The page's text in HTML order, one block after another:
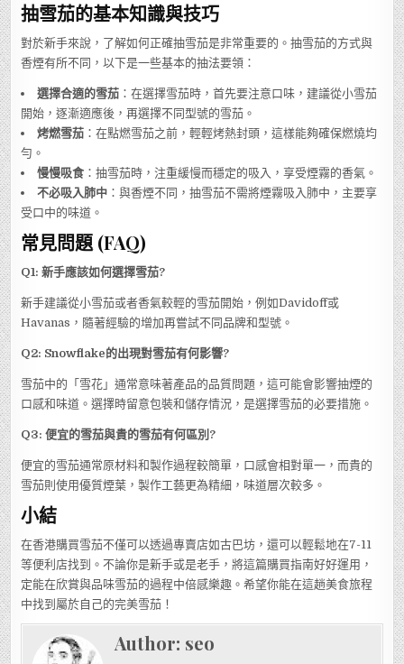
抽雪茄的基本知識與技巧
對於新手來說，了解如何正確抽雪茄是非常重要的。抽雪茄的方式與
香煙有所不同，以下是一些基本的抽法要領：
選擇合適的雪茄 ：在選擇雪茄時，首先要注意口味，建議從小雪茄
開始，逐漸適應後，再選擇不同型號的雪茄。
烤燃雪茄 ：在點燃雪茄之前，輕輕烤熱封頭，這樣能夠確保燃燒均
勻。
慢慢吸食 ：抽雪茄時，注重緩慢而穩定的吸入，享受煙霧的香氣。
不必吸入肺中 ：與香煙不同，抽雪茄不需將煙霧吸入肺中，主要享
受口中的味道。
常見問題 (FAQ)
Q1: 新手應該如何選擇雪茄?
新手建議從小雪茄或者香氣較輕的雪茄開始，例如Davidoff或
Havanas，隨著經驗的增加再嘗試不同品牌和型號。
Q2: Snowflake的出現對雪茄有何影響?
雪茄中的「雪花」通常意味著產品的品質問題，這可能會影響抽煙的
口感和味道。選擇時留意包裝和儲存情況，是選擇雪茄的必要措施。
Q3: 便宜的雪茄與貴的雪茄有何區別?
便宜的雪茄通常原材料和製作過程較簡單，口感會相對單一，而貴的
雪茄則使用優質煙葉，製作工藝更為精細，味道層次較多。
小結
在香港購買雪茄不僅可以透過專賣店如古巴坊，還可以輕鬆地在7-11
等便利店找到。不論你是新手或是老手，將這篇購買指南好好運用，
定能在欣賞與品味雪茄的過程中倍感樂趣。希望你能在這趟美食旅程
中找到屬於自己的完美雪茄！
Author: seo